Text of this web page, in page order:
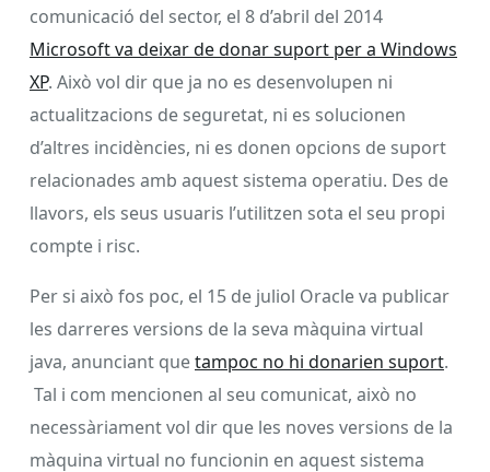
comunicació del sector, el 8 d’abril del 2014
Microsoft va deixar de donar suport per a Windows
XP. Això vol dir que ja no es desenvolupen ni
actualitzacions de seguretat, ni es solucionen
d’altres incidències, ni es donen opcions de suport
relacionades amb aquest sistema operatiu. Des de
llavors, els seus usuaris l’utilitzen sota el seu propi
compte i risc.
Per si això fos poc, el 15 de juliol Oracle va publicar
les darreres versions de la seva màquina virtual
java, anunciant quetampoc no hi donarien suport.
Tal i com mencionen al seu comunicat, això no
necessàriament vol dir que les noves versions de la
màquina virtual no funcionin en aquest sistema